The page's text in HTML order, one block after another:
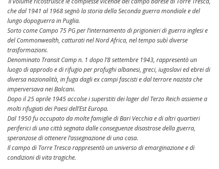
che dal 1941 al 1968 segnò la storia della Seconda guerra mondiale e del
lungo dopoguerra in Puglia.
Sorto come Campo 75 PG per l’internamento di prigionieri di guerra inglesi e
del Commonwealth, catturati nel Nord Africa, nel tempo subì diverse
trasformazioni.
Denominato Transit Camp n. 1 dopo l’8 settembre 1943, rappresentò un
luogo di approdo e di rifugio per profughi albanesi, greci, iugoslavi ed ebrei di
diversa nazionalità, in fuga dagli ex campi fascisti e dal terrore nazista che
imperversava nei Balcani.
Dopo il 25 aprile 1945 accolse i superstiti dei lager del Terzo Reich assieme a
molti rifugiati dei Paesi dell’Est Europa.
Dal 1950 fu occupato da molte famiglie di Bari Vecchia e di altri quartieri
periferici di una città segnata dalle conseguenze disastrose della guerra,
speranzose di ottenere l’assegnazione di una casa.
Il campo di Torre Tresca rappresentò un universo di emarginazione e di
condizioni di vita tragiche.